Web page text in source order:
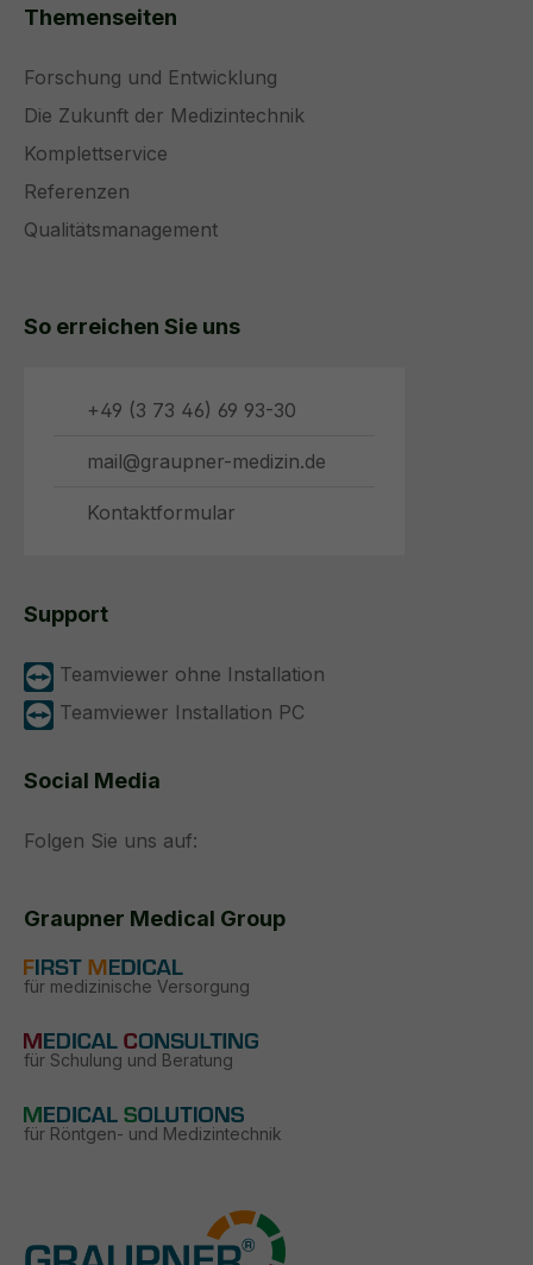
Themenseiten
Forschung und Entwicklung
Die Zukunft der Medizintechnik
Komplettservice
Referenzen
Qualitätsmanagement
So erreichen Sie uns
+49 (3 73 46) 69 93-30
mail@graupner-medizin.de
Kontaktformular
Support
Teamviewer ohne Installation
Teamviewer Installation PC
Social Media
Folgen Sie uns auf:
Graupner Medical Group
für medizinische Versorgung
für Schulung und Beratung
für Röntgen- und Medizintechnik